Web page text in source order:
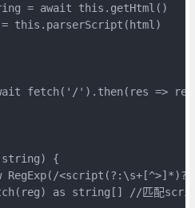
= await this.getHtml()
this.parserScript(html)
fetch('/').then(res =>
{
RegExp(/
as string[] //匹配